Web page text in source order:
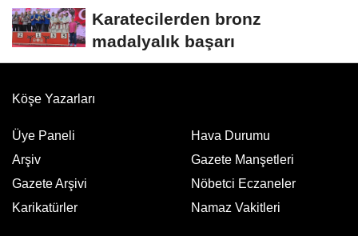
Karatecilerden bronz
madalyalık başarı
Köşe Yazarları
Üye Paneli
Arşiv
Gazete Arşivi
Karikatürler
Hava Durumu
Gazete Manşetleri
Nöbetci Eczaneler
Namaz Vakitleri